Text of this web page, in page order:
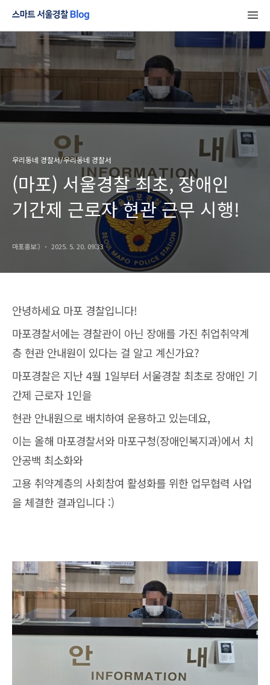
우리동네 경찰서/우리동네 경찰서
(마포) 서울경찰 최초, 장애인
기간제 근로자 현관 근무 시행!
마포홍보:) 2025. 5. 20. 09:33
안녕하세요 마포 경찰입니다!
마포경찰서에는 경찰관이 아닌 장애를 가진 취업취약계
층 현관 안내원이 있다는 걸 알고 계신가요?
마포경찰은 지난 4월 1일부터 서울경찰 최초로 장애인 기
간제 근로자 1인을
현관 안내원으로 배치하여 운용하고 있는데요,
이는 올해 마포경찰서와 마포구청(장애인복지과)에서 치
안공백 최소화와
고용 취약계층의 사회참여 활성화를 위한 업무협력 사업
을 체결한 결과입니다 :)